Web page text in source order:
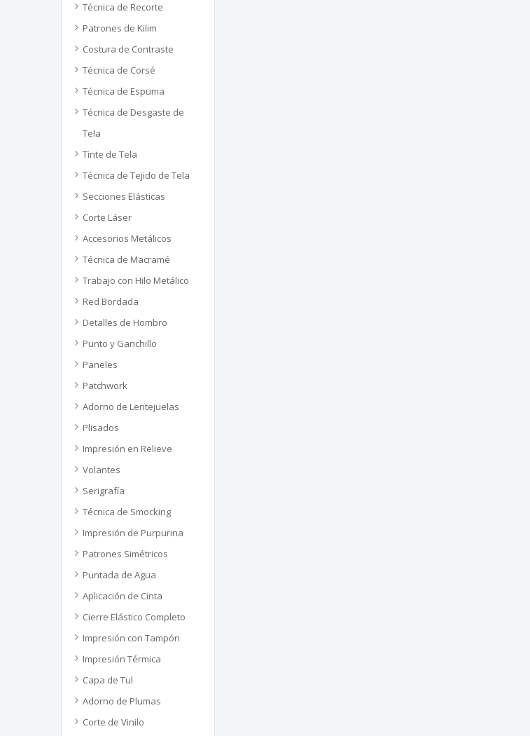
Técnica de Recorte
Patrones de Kilim
Costura de Contraste
Técnica de Corsé
Técnica de Espuma
Técnica de Desgaste de
Tela
Tinte de Tela
Técnica de Tejido de Tela
Secciones Elásticas
Corte Láser
Accesorios Metálicos
Técnica de Macramé
Trabajo con Hilo Metálico
Red Bordada
Detalles de Hombro
Punto y Ganchillo
Paneles
Patchwork
Adorno de Lentejuelas
Plisados
Impresión en Relieve
Volantes
Serigrafía
Técnica de Smocking
Impresión de Purpurina
Patrones Simétricos
Puntada de Agua
Aplicación de Cinta
Cierre Elástico Completo
Impresión con Tampón
Impresión Térmica
Capa de Tul
Adorno de Plumas
Corte de Vinilo